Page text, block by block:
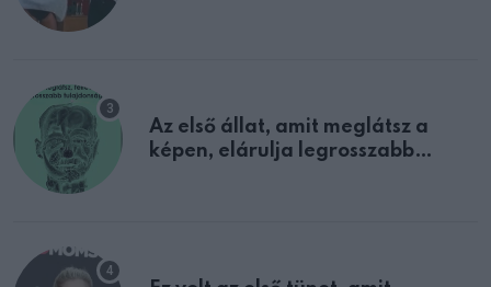
Az első állat, amit meglátsz a
képen, elárulja legrosszabb